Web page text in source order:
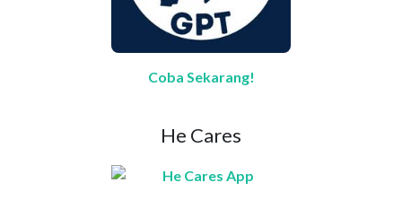
Coba Sekarang!
He Cares